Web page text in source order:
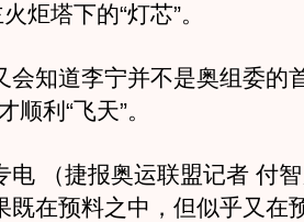
炬塔下的“灯芯”。
知道李宁并不是奥组委的
顺利“飞天”。
（捷报奥运联盟记者 付智
既在预料之中，但似乎又在